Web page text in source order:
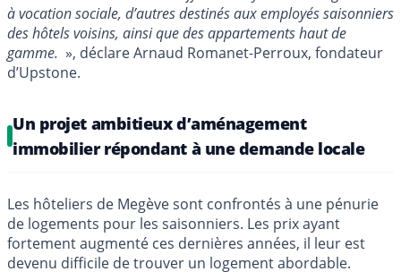
à vocation sociale, d’autres destinés aux employés saisonniers
des hôtels voisins, ainsi que des appartements haut de
gamme. », déclare Arnaud Romanet-Perroux, fondateur
d’Upstone.
Un projet ambitieux d’aménagement
immobilier répondant à une demande locale
Les hôteliers de Megève sont confrontés à une pénurie
de logements pour les saisonniers. Les prix ayant
fortement augmenté ces dernières années, il leur est
devenu difficile de trouver un logement abordable.